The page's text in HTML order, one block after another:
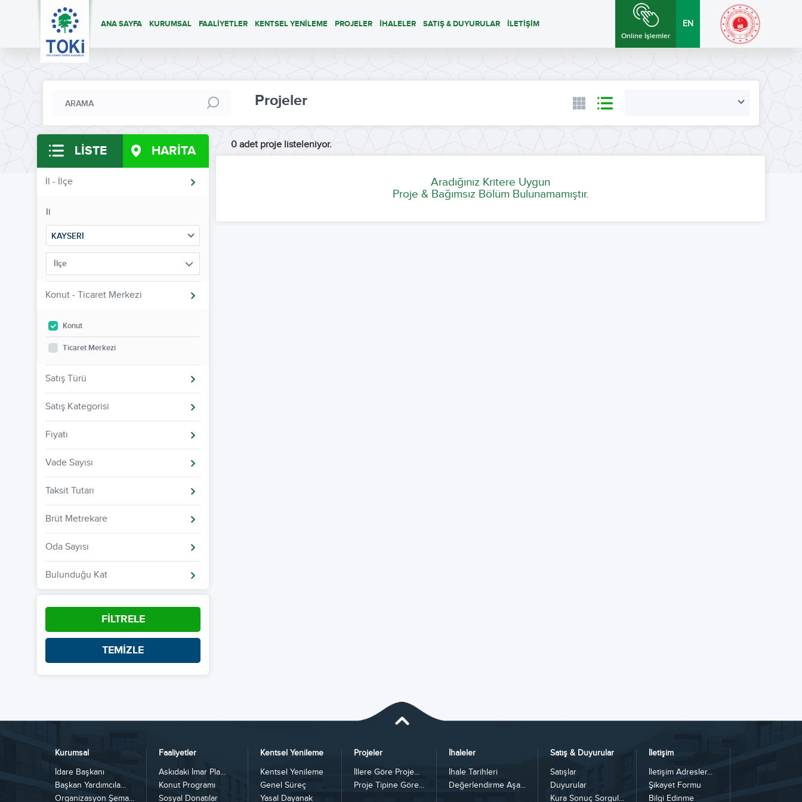
ANA SAYFA KURUMSAL FAALİYETLER KENTSEL YENİLEME PROJELER İHALELER SATIŞ & DUYURULAR İLETİŞİM
Online İşlemler
EN
Projeler
LİSTE HARİTA
İl - İlçe
İl
KAYSERİ
İlçe
Konut - Ticaret Merkezi
Konut
Ticaret Merkezi
Satış Türü
Satış Kategorisi
Fiyatı
Vade Sayısı
Taksit Tutarı
Brüt Metrekare
Oda Sayısı
Bulunduğu Kat
FİLTRELE
TEMİZLE
0 adet proje listeleniyor.
Aradığınız Kritere Uygun
Proje & Bağımsız Bölüm Bulunamamıştır.
Kurumsal
İdare Başkanı
Başkan Yardımcıla...
Organizasyon Şema...
Faaliyetler
Askıdaki İmar Pla...
Konut Programı
Sosyal Donatılar
Kentsel Yenileme
Kentsel Yenileme
Genel Süreç
Yasal Dayanak
Projeler
İllere Göre Proje...
Proje Tipine Göre...
İhaleler
İhale Tarihleri
Değerlendirme Aşa...
Satış & Duyurular
Satışlar
Duyurular
Kura Sonuç Sorgul...
İletişim
İletişim Adresler...
Şikayet Formu
Bilgi Edinme